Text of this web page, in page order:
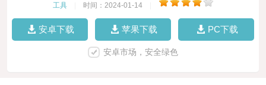
工具 时间：2024-01-14
安卓下载 苹果下载 PC下载
安卓市场，安全绿色